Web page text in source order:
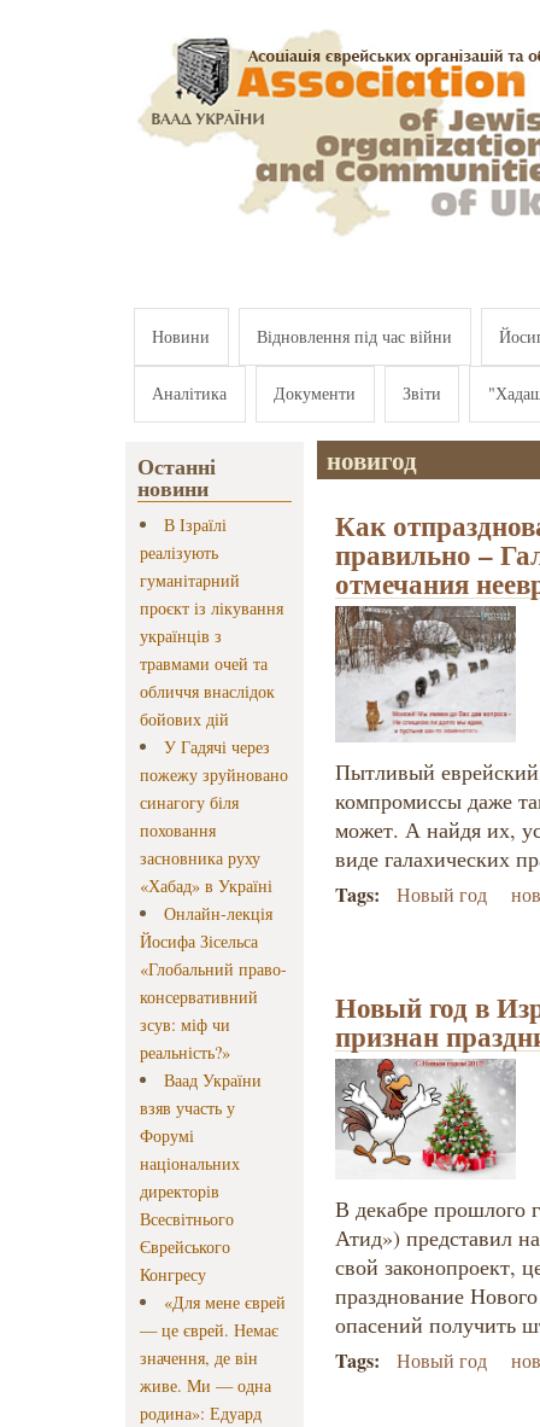
Новини Відновлення під час війни
Аналітика Документи Звіти
Останні
новини
В Ізраїлі
реалізують
гуманітарний
проєкт із лікування
українців з
травмами очей та
обличчя внаслідок
бойових дій
У Гадячі через
пожежу зруйновано
синагогу біля
поховання
засновника руху
«Хабад» в Україні
Онлайн-лекція
Йосифа Зісельса
«Глобальний право-
консервативний
зсув: міф чи
реальність?»
Ваад України
взяв участь у
Форумі
національних
директорів
Всесвітнього
Єврейського
Конгресу
«Для мене єврей
— це єврей. Немає
значення, де він
живе. Ми — одна
родина»: Едуард
новигод
Как
правильно –
отмечания
Пытливый
компромиссы даже
может. А найдя их,
виде галахических
Tags: Новый год
Новый год в
признан
В декабре прошлого
Атид») представил
свой законопроект,
празднование
опасений получить
Tags: Новый год